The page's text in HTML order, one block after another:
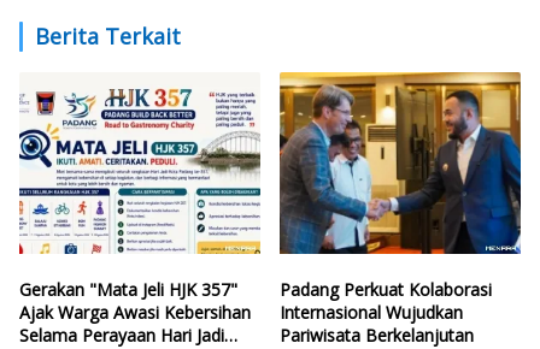
Berita Terkait
Gerakan "Mata Jeli HJK 357"
Ajak Warga Awasi Kebersihan
Selama Perayaan Hari Jadi
Padang Perkuat Kolaborasi
Internasional Wujudkan
Pariwisata Berkelanjutan